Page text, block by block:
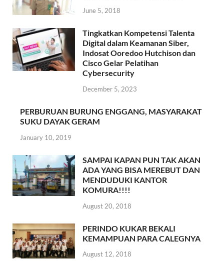
June 5, 2018
Tingkatkan Kompetensi Talenta
Digital dalam Keamanan Siber,
Indosat Ooredoo Hutchison dan
Cisco Gelar Pelatihan
Cybersecurity
December 5, 2023
PERBURUAN BURUNG ENGGANG, MASYARAKAT
SUKU DAYAK GERAM
January 10, 2019
SAMPAI KAPAN PUN TAK AKAN
ADA YANG BISA MEREBUT DAN
MENDUDUKI KANTOR
KOMURA!!!!
August 20, 2018
PERINDO KUKAR BEKALI
KEMAMPUAN PARA CALEGNYA
August 12, 2018